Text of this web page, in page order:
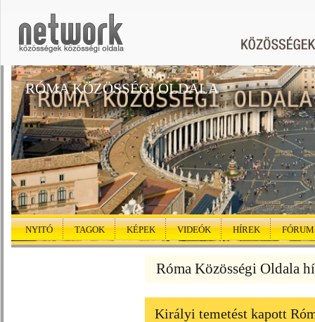
RÓMA KÖZÖSSÉGI OLDALA
NYITÓ TAGOK KÉPEK VIDEÓK HÍREK FÓRUM
Róma Közösségi Oldala
Királyi temetést kapott